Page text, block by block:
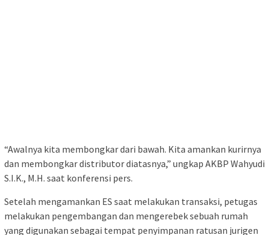
“Awalnya kita membongkar dari bawah. Kita amankan kurirnya
dan membongkar distributor diatasnya,” ungkap AKBP Wahyudi
S.I.K., M.H. saat konferensi pers.
Setelah mengamankan ES saat melakukan transaksi, petugas
melakukan pengembangan dan mengerebek sebuah rumah
yang digunakan sebagai tempat penyimpanan ratusan jurigen